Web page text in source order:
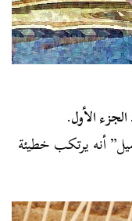
الأول.
أنه يرتكب خطيئة